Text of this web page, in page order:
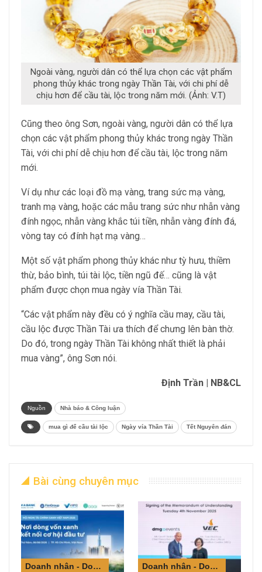
Ngoài vàng, người dân có thể lựa chọn các vật phẩm
phong thủy khác trong ngày Thần Tài, với chi phí dễ
chịu hơn để cầu tài, lộc trong năm mới. (Ảnh: V.T)
Cũng theo ông Sơn, ngoài vàng, người dân có thể lựa
chọn các vật phẩm phong thủy khác trong ngày Thần
Tài, với chi phí dễ chịu hơn để cầu tài, lộc trong năm
mới.
Ví dụ như các loại đồ mạ vàng, trang sức mạ vàng,
tranh mạ vàng, hoặc các mẫu trang sức như nhẫn vàng
đính ngọc, nhẫn vàng khắc túi tiền, nhẫn vàng đính đá,
vòng tay có đính hạt mạ vàng…
Một số vật phẩm phong thủy khác như tỳ hưu, thiềm
thừ, bảo bình, túi tài lộc, tiền ngũ đế… cũng là vật
phẩm được chọn mua ngày vía Thần Tài.
“Các vật phẩm này đều có ý nghĩa cầu may, cầu tài,
cầu lộc được Thần Tài ưa thích để chưng lên bàn thờ.
Do đó, trong ngày Thần Tài không nhất thiết là phải
mua vàng”, ông Sơn nói.
Định Trần | NB&CL
Nguồn Nhà báo & Công luận
mua gì để cầu tài lộc Ngày vía Thần Tài Tết Nguyên đán
Bài cùng chuyên mục
Doanh nhân - Doanh nghiệp Doanh nhân - Doanh nghiệp